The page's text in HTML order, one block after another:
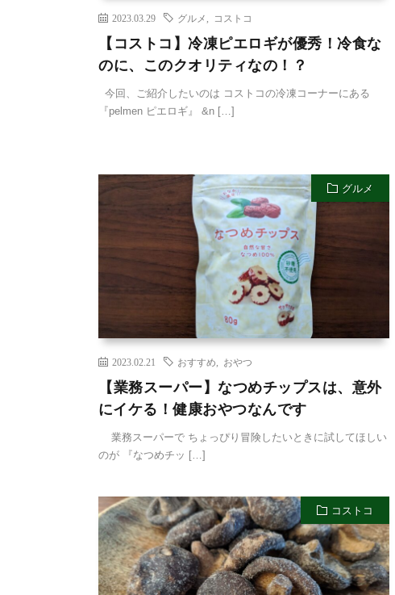
2023.03.29 グルメ コストコ
【コストコ】冷凍ピエロギが優秀！冷食な
のに、このクオリティなの！？
今回、ご紹介したいのは コストコの冷凍コーナーにある
『pelmen ピエロギ』 &n […]
グルメ
2023.02.21 おすすめ おやつ
【業務スーパー】なつめチップスは、意外
にイケる！健康おやつなんです
業務スーパーで ちょっぴり冒険したいときに試してほしい
のが 『なつめチッ […]
コストコ